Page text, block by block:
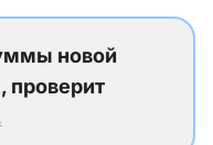
новой
проверит